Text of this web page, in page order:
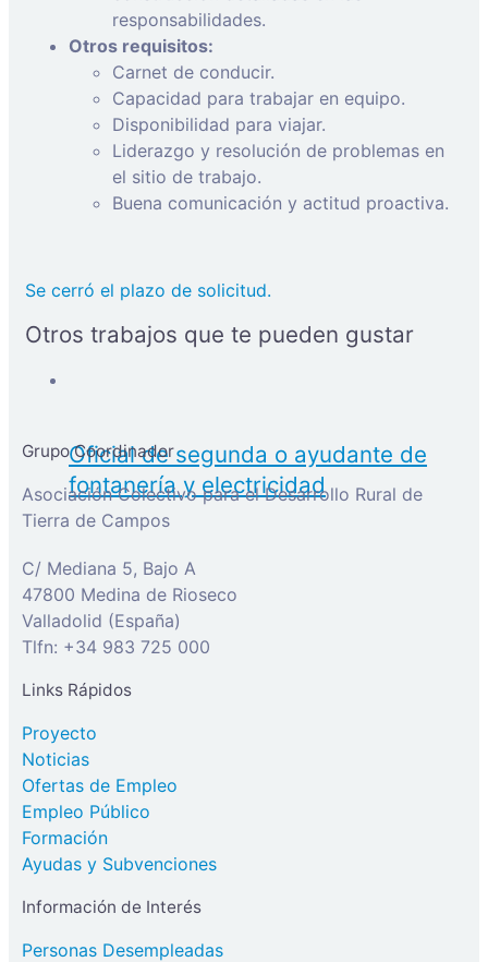
responsabilidades.
Otros requisitos:
Carnet de conducir.
Capacidad para trabajar en equipo.
Disponibilidad para viajar.
Liderazgo y resolución de problemas en
el sitio de trabajo.
Buena comunicación y actitud proactiva.
Se cerró el plazo de solicitud.
Otros trabajos que te pueden gustar
Oficial de segunda o ayudante de
fontanería y electricidad
Grupo Coordinador
Asociación Colectivo para el Desarrollo Rural de
Tierra de Campos
C/ Mediana 5, Bajo A
47800 Medina de Rioseco
Valladolid (España)
Tlfn: +34 983 725 000
Links Rápidos
Proyecto
Noticias
Ofertas de Empleo
Empleo Público
Formación
Ayudas y Subvenciones
Información de Interés
Personas Desempleadas